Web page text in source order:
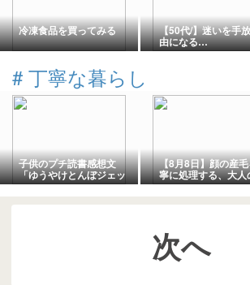
冷凍食品を買ってみる 【50代/】迷いを手
由になる…
# 丁寧な暮らし
子供のプチ読書感想文
「ゆうやけとんぼジェッ
ト」を読みました。
【8月8日】顔の産
寧に処理する、大人
ヤ肌磨き
次へ